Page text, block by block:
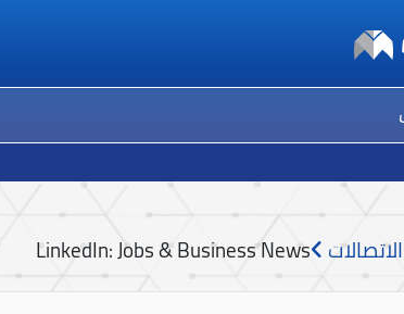
الاتصالات LinkedIn: Jobs & Business News